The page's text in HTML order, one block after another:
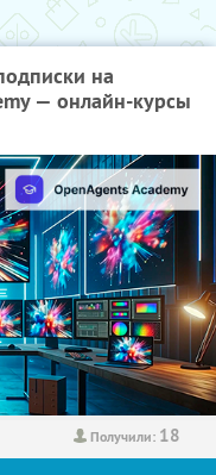
на
— онлайн-курсы
Получили: 18